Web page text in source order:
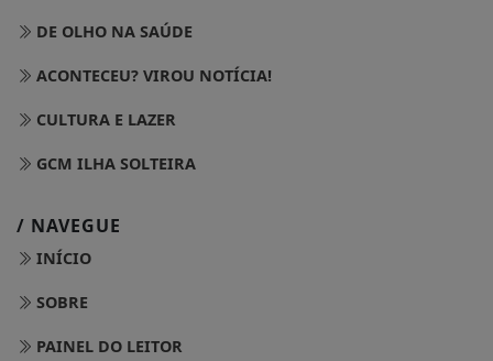
DE OLHO NA SAÚDE
ACONTECEU? VIROU NOTÍCIA!
CULTURA E LAZER
GCM ILHA SOLTEIRA
/ NAVEGUE
INÍCIO
SOBRE
PAINEL DO LEITOR